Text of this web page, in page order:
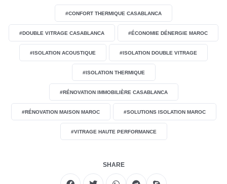
#CONFORT THERMIQUE CASABLANCA
#DOUBLE VITRAGE CASABLANCA #ÉCONOMIE DÉNERGIE MAROC
#ISOLATION ACOUSTIQUE #ISOLATION DOUBLE VITRAGE
#ISOLATION THERMIQUE
#RÉNOVATION IMMOBILIÈRE CASABLANCA
#RÉNOVATION MAISON MAROC #SOLUTIONS ISOLATION MAROC
#VITRAGE HAUTE PERFORMANCE
SHARE